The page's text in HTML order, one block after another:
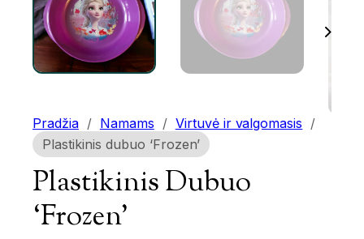
Pradžia / Namams / Virtuvė ir valgomasis /
Plastikinis dubuo ‘Frozen’
Plastikinis Dubuo
‘Frozen’